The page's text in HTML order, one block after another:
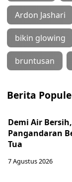
Ardon Jashari
bikin glowing
bruntusan
Berita
Demi Air
Pangandaran
Tua
7 Agustus 2026